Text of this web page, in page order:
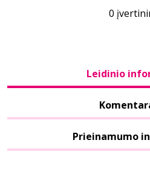
0
Leidinio
Prieinamumo